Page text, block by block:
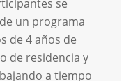
se
un programa
de 4 años de
de residencia y
a tiempo